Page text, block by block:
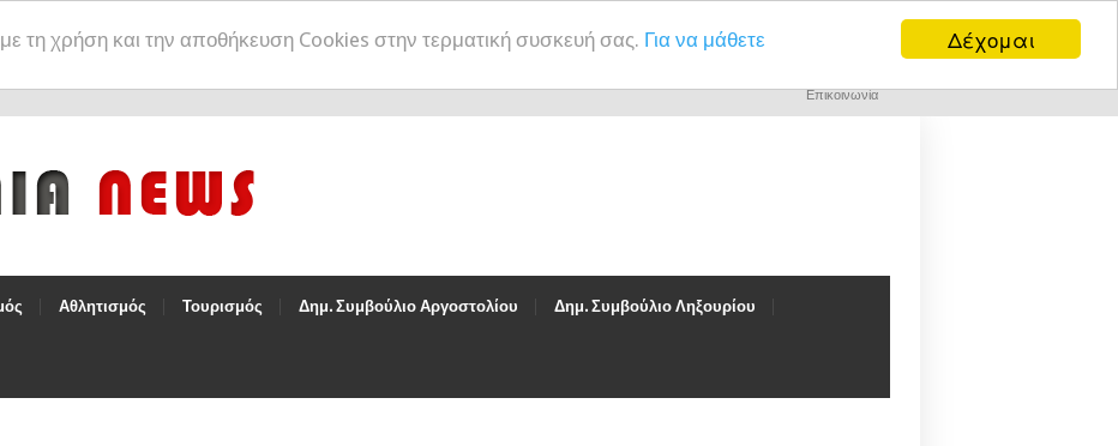
Δέχομαι
τη χρήση και την αποθήκευση Cookies στην τερματική συσκευή σας. Για να μάθετε
Επικοινωνία
Αθλητισμός Τουρισμός Δημ. Συμβούλιο Αργοστολίου Δημ. Συμβούλιο Ληξουρίου